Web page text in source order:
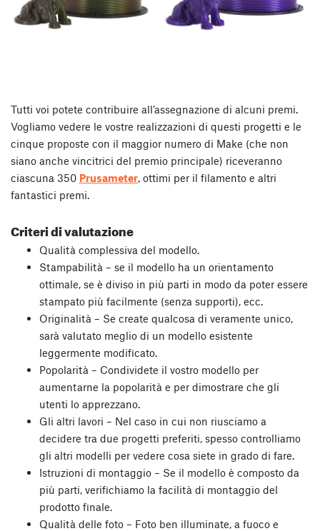
Tutti voi potete contribuire all’assegnazione di alcuni premi.
Vogliamo vedere le vostre realizzazioni di questi progetti e le
cinque proposte con il maggior numero di Make (che non
siano anche vincitrici del premio principale) riceveranno
ciascuna 350 Prusameter, ottimi per il filamento e altri
fantastici premi.
Criteri di valutazione
Qualità complessiva del modello.
Stampabilità – se il modello ha un orientamento
ottimale, se è diviso in più parti in modo da poter essere
stampato più facilmente (senza supporti), ecc.
Originalità – Se create qualcosa di veramente unico,
sarà valutato meglio di un modello esistente
leggermente modificato.
Popolarità – Condividete il vostro modello per
aumentarne la popolarità e per dimostrare che gli
utenti lo apprezzano.
Gli altri lavori – Nel caso in cui non riusciamo a
decidere tra due progetti preferiti, spesso controlliamo
gli altri modelli per vedere cosa siete in grado di fare.
Istruzioni di montaggio – Se il modello è composto da
più parti, verifichiamo la facilità di montaggio del
prodotto finale.
Qualità delle foto – Foto ben illuminate, a fuoco e